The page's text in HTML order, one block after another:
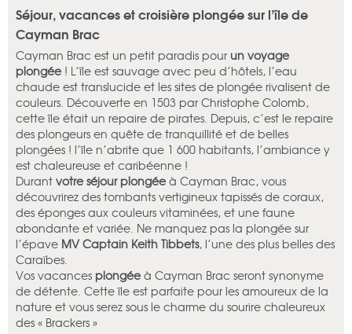
Séjour, vacances et croisière plongée sur l’île de
Cayman Brac
Cayman Brac est un petit paradis pour un voyage
plongée ! L’île est sauvage avec peu d’hôtels, l’eau
chaude est translucide et les sites de plongée rivalisent de
couleurs. Découverte en 1503 par Christophe Colomb,
cette île était un repaire de pirates. Depuis, c’est le repaire
des plongeurs en quête de tranquillité et de belles
plongées ! l’île n’abrite que 1 600 habitants, l’ambiance y
est chaleureuse et caribéenne !
Durant votre séjour plongée à Cayman Brac, vous
découvrirez des tombants vertigineux tapissés de coraux,
des éponges aux couleurs vitaminées, et une faune
abondante et variée. Ne manquez pas la plongée sur
l’épave MV Captain Keith Tibbets, l’une des plus belles des
Caraïbes.
Vos vacances plongée à Cayman Brac seront synonyme
de détente. Cette île est parfaite pour les amoureux de la
nature et vous serez sous le charme du sourire chaleureux
des « Brackers »